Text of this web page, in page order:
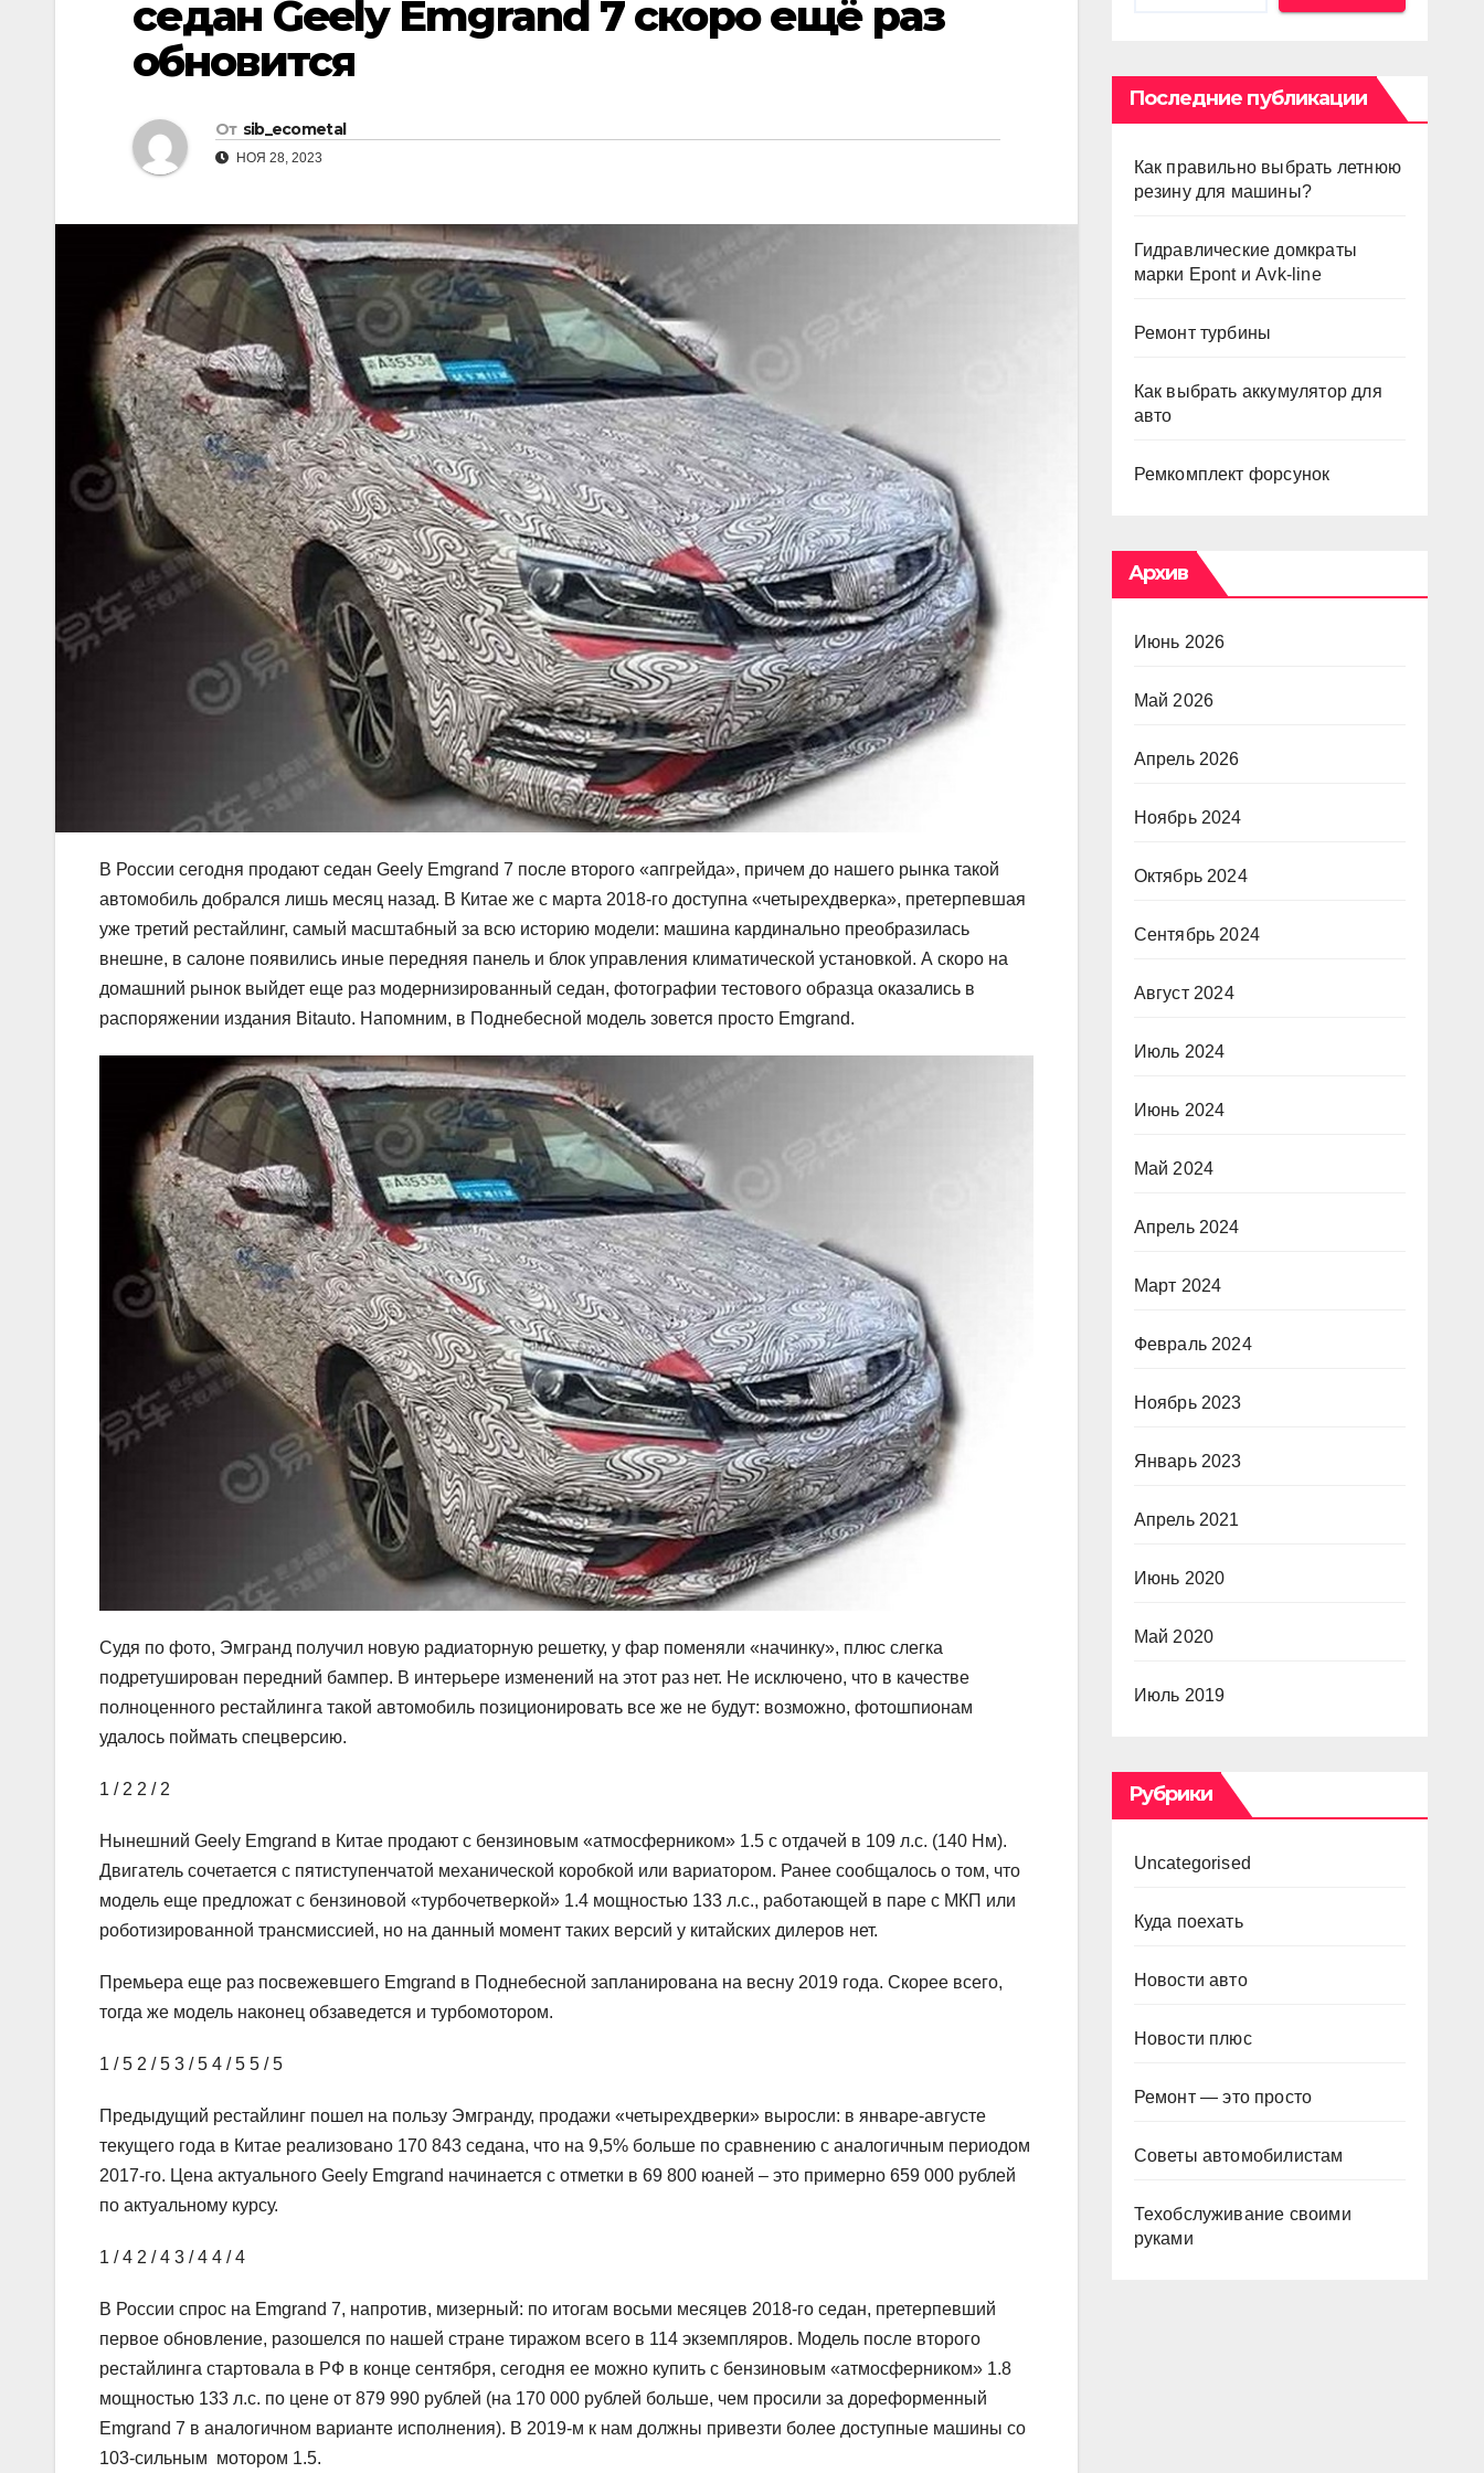
седан Geely Emgrand 7 скоро ещё раз
обновится
От sib_ecometal
НОЯ 28, 2023
В России сегодня продают седан Geely Emgrand 7 после второго «апгрейда», причем до нашего рынка такой
автомобиль добрался лишь месяц назад. В Китае же с марта 2018-го доступна «четырехдверка», претерпевшая
уже третий рестайлинг, самый масштабный за всю историю модели: машина кардинально преобразилась
внешне, в салоне появились иные передняя панель и блок управления климатической установкой. А скоро на
домашний рынок выйдет еще раз модернизированный седан, фотографии тестового образца оказались в
распоряжении издания Bitauto. Напомним, в Поднебесной модель зовется просто Emgrand.
Судя по фото, Эмгранд получил новую радиаторную решетку, у фар поменяли «начинку», плюс слегка
подретуширован передний бампер. В интерьере изменений на этот раз нет. Не исключено, что в качестве
полноценного рестайлинга такой автомобиль позиционировать все же не будут: возможно, фотошпионам
удалось поймать спецверсию.
1 / 2 2 / 2
Нынешний Geely Emgrand в Китае продают с бензиновым «атмосферником» 1.5 с отдачей в 109 л.с. (140 Нм).
Двигатель сочетается с пятиступенчатой механической коробкой или вариатором. Ранее сообщалось о том, что
модель еще предложат с бензиновой «турбочетверкой» 1.4 мощностью 133 л.с., работающей в паре с МКП или
роботизированной трансмиссией, но на данный момент таких версий у китайских дилеров нет.
Премьера еще раз посвежевшего Emgrand в Поднебесной запланирована на весну 2019 года. Скорее всего,
тогда же модель наконец обзаведется и турбомотором.
1 / 5 2 / 5 3 / 5 4 / 5 5 / 5
Предыдущий рестайлинг пошел на пользу Эмгранду, продажи «четырехдверки» выросли: в январе-августе
текущего года в Китае реализовано 170 843 седана, что на 9,5% больше по сравнению с аналогичным периодом
2017-го. Цена актуального Geely Emgrand начинается с отметки в 69 800 юаней – это примерно 659 000 рублей
по актуальному курсу.
1 / 4 2 / 4 3 / 4 4 / 4
В России спрос на Emgrand 7, напротив, мизерный: по итогам восьми месяцев 2018-го седан, претерпевший
первое обновление, разошелся по нашей стране тиражом всего в 114 экземпляров. Модель после второго
рестайлинга стартовала в РФ в конце сентября, сегодня ее можно купить с бензиновым «атмосферником» 1.8
мощностью 133 л.с. по цене от 879 990 рублей (на 170 000 рублей больше, чем просили за дореформенный
Emgrand 7 в аналогичном варианте исполнения). В 2019-м к нам должны привезти более доступные машины со
103-сильным мотором 1.5.
Последние публикации
Как правильно выбрать летнюю
резину для машины?
Гидравлические домкраты
марки Epont и Avk-line
Ремонт турбины
Как выбрать аккумулятор для
авто
Ремкомплект форсунок
Архив
Июнь 2026
Май 2026
Апрель 2026
Ноябрь 2024
Октябрь 2024
Сентябрь 2024
Август 2024
Июль 2024
Июнь 2024
Май 2024
Апрель 2024
Март 2024
Февраль 2024
Ноябрь 2023
Январь 2023
Апрель 2021
Июнь 2020
Май 2020
Июль 2019
Рубрики
Uncategorised
Куда поехать
Новости авто
Новости плюс
Ремонт — это просто
Советы автомобилистам
Техобслуживание своими
руками